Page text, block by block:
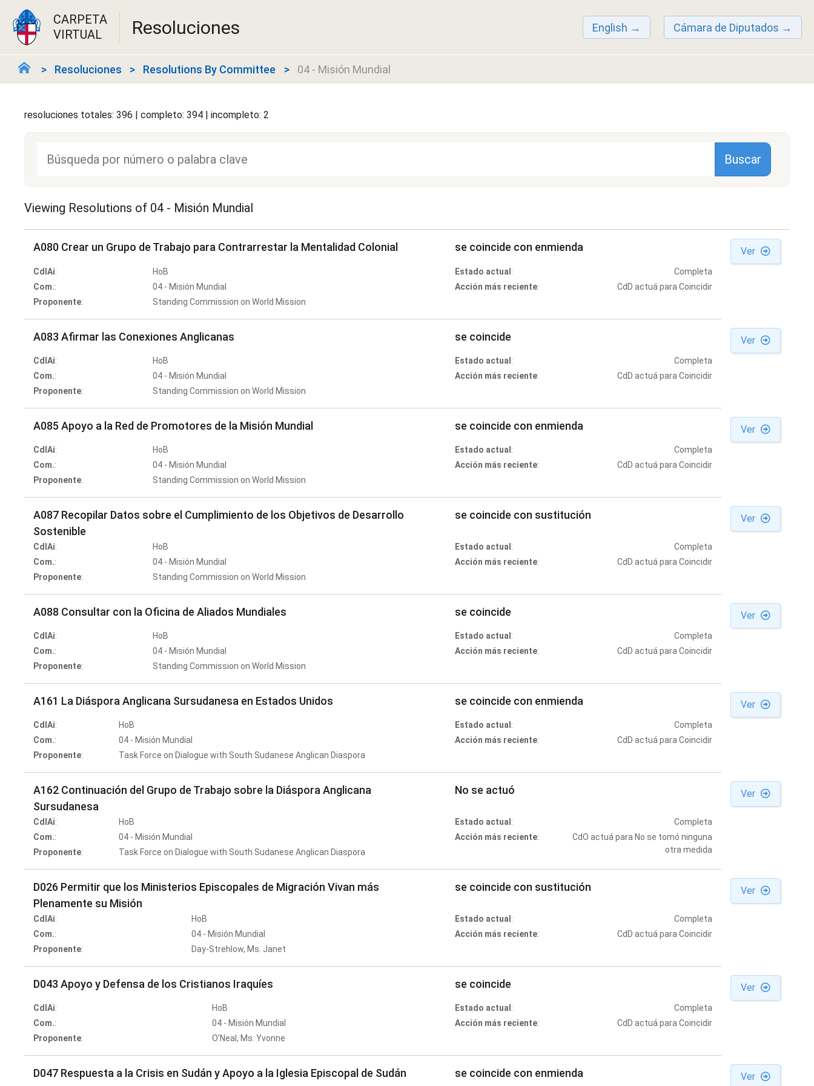
CARPETA
VIRTUAL
Resoluciones English Cámara de Diputados
Resoluciones Resolutions By Committee 04 - Misión Mundial
resoluciones totales: 396 | completo: 394 | incompleto: 2
Viewing Resolutions of 04 - Misión Mundial
A080 Crear un Grupo de Trabajo para Contrarrestar la Mentalidad Colonial se coincide con enmienda Ver
CdlAi:
HoB
Com.:
04 - Misión Mundial
Proponente: Standing Commission on World Mission
Estado actual :
Completa
Acción más reciente: CdD actuá para Coincidir
A083 Afirmar las Conexiones Anglicanas se coincide Ver
CdlAi:
HoB
Com.:
04 - Misión Mundial
Proponente: Standing Commission on World Mission
Estado actual :
Completa
Acción más reciente: CdD actuá para Coincidir
A085 Apoyo a la Red de Promotores de la Misión Mundial se coincide con enmienda Ver
CdlAi:
HoB
Com.:
04 - Misión Mundial
Proponente: Standing Commission on World Mission
Estado actual :
Completa
Acción más reciente: CdD actuá para Coincidir
A087 Recopilar Datos sobre el Cumplimiento de los Objetivos de Desarrollo
Sostenible
se coincide con sustitución Ver
CdlAi:
HoB
Com.:
04 - Misión Mundial
Proponente: Standing Commission on World Mission
Estado actual :
Completa
Acción más reciente: CdD actuá para Coincidir
A088 Consultar con la Oficina de Aliados Mundiales se coincide Ver
CdlAi:
HoB
Com.:
04 - Misión Mundial
Proponente: Standing Commission on World Mission
Estado actual :
Completa
Acción más reciente: CdD actuá para Coincidir
A161 La Diáspora Anglicana Sursudanesa en Estados Unidos se coincide con enmienda Ver
CdlAi:
HoB
Com.:
04 - Misión Mundial
Proponente: Task Force on Dialogue with South Sudanese Anglican Diaspora
Estado actual :
Completa
Acción más reciente: CdD actuá para Coincidir
A162 Continuación del Grupo de Trabajo sobre la Diáspora Anglicana
Sursudanesa
No se actuó Ver
CdlAi:
HoB
Com.:
04 - Misión Mundial
Proponente: Task Force on Dialogue with South Sudanese Anglican Diaspora
Estado actual :
Completa
Acción más reciente:
CdO actuá para No se tomó ninguna
otra medida
D026 Permitir que los Ministerios Episcopales de Migración Vivan más
Plenamente su Misión
se coincide con sustitución Ver
CdlAi:
HoB
Com.:
04 - Misión Mundial
Proponente: Day-Strehlow, Ms. Janet
Estado actual :
Completa
Acción más reciente: CdD actuá para Coincidir
D043 Apoyo y Defensa de los Cristianos Iraquíes se coincide Ver
CdlAi:
HoB
Com.:
04 - Misión Mundial
Proponente: O'Neal, Ms. Yvonne
Estado actual :
Completa
Acción más reciente: CdD actuá para Coincidir
D047 Respuesta a la Crisis en Sudán y Apoyo a la Iglesia Episcopal de Sudán se coincide con enmienda Ver